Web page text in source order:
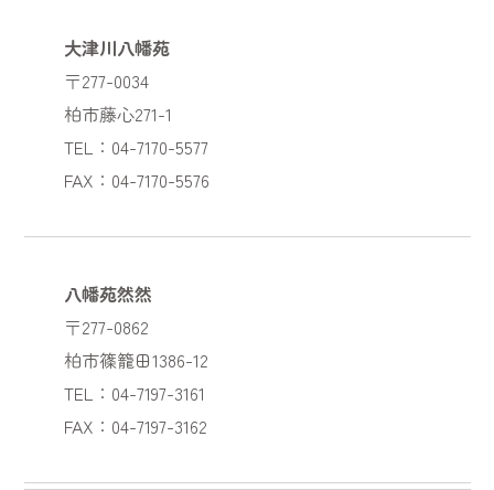
大津川八幡苑
〒277-0034
柏市藤心271-1
TEL：04-7170-5577
FAX：04-7170-5576
八幡苑然然
〒277-0862
柏市篠籠田1386-12
TEL：04-7197-3161
FAX：04-7197-3162